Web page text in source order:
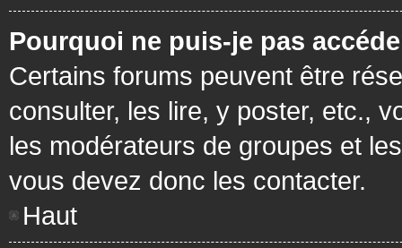
Pourquoi ne puis-je pas
Certains forums peuvent être
consulter, les lire, y poster, etc.,
les modérateurs de groupes et
vous devez donc les contacter.
Haut